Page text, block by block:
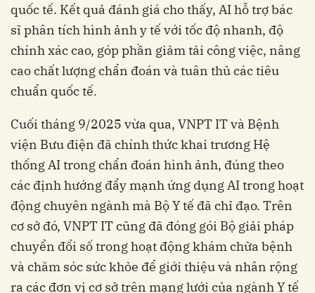
quốc tế. Kết quả đánh giá cho thấy, AI hỗ trợ bác
sĩ phân tích hình ảnh y tế với tốc độ nhanh, độ
chính xác cao, góp phần giảm tải công việc, nâng
cao chất lượng chẩn đoán và tuân thủ các tiêu
chuẩn quốc tế.
Cuối tháng 9/2025 vừa qua, VNPT IT và Bệnh
viện Bưu điện đã chính thức khai trương Hệ
thống AI trong chẩn đoán hình ảnh, đúng theo
các định hướng đẩy mạnh ứng dụng AI trong hoạt
động chuyên ngành mà Bộ Y tế đã chỉ đạo. Trên
cơ sở đó, VNPT IT cũng đã đóng gói Bộ giải pháp
chuyển đổi số trong hoạt động khám chữa bệnh
và chăm sóc sức khỏe để giới thiệu và nhân rộng
ra các đơn vị cơ sở trên mạng lưới của ngành Y tế